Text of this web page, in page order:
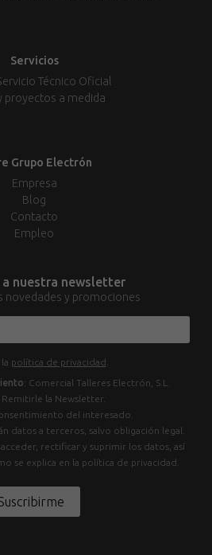
Servicios
Técnico Oficial
proyectos a medida
Grupo Electrón
Empresa
Blog
Contacto
Empleo
a nuestra newsletter
novedades y promociones
política de privacidad
: Comercial Talleres Electrón, S.L.
Remitirle la Newsletter.
del interesado.
datos a terceros, salvo obligación legal.
rectificar y suprimir los datos, así
se explica en la política de privacidad.